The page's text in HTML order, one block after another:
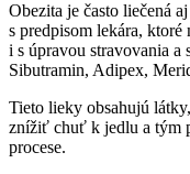
Obezita je často liečená
s predpisom lekára, ktoré
i s úpravou stravovania a
Sibutramin, Adipex,
Tieto lieky obsahujú
znížiť chuť k jedlu a tým
procese.